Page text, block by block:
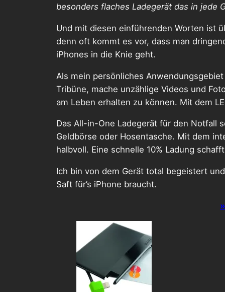
besonders flaches Ladegerät das in jede
Und mit diesen einführenden Worten ist
denn oft kommt es vor, dass man
iPhones in die Knie geht.
Als mein persönliches
Tribüne, mache unzählige Videos und
am Leben erhalten zu können. Mit dem
Das All-in-One Ladegerät für den Notfall
Geldbörse oder Hosentasche. Mit dem
halbvoll. Eine schnelle 10% Ladung
Ich bin von dem Gerät total begeistert
Saft für’s iPhone braucht.